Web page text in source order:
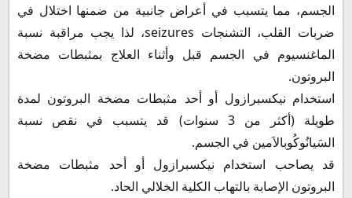
الجسم، مما يتسبب في أعراض جانبية من ضمنها اختلال في
ضربات القلب، التشنجات seizures، لذا يجب مراقبة نسبة
الماغنسيوم في الجسم قبل وأثناء العلاج بمثبطات مضخة
البروتون.
استخدام نيكسبرازول أو أحد مثبطات مضخة البروتون لمدة
طويلة (أكثر من 3 سنوات) قد يتسبب في نقص نسبة
السَيانُوكُوبالاَمين في الجسم.
قد يصاحب استخدام نيكسبرازول أو أحد مثبطات مضخة
البروتون الإصابة بالتهاب الكلية الخلالي الحاد.